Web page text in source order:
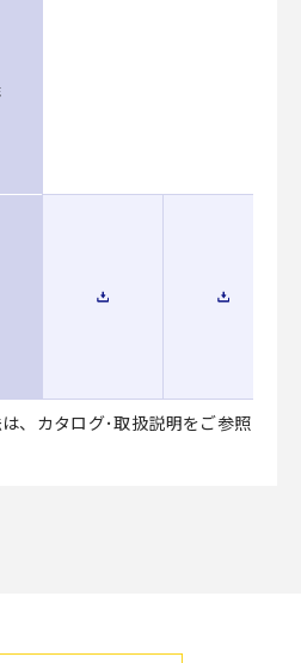
、カタログ･取扱説明をご参照